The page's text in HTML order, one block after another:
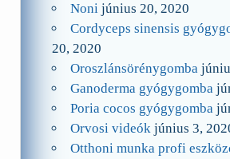
Noni június 20, 2020
Cordyceps sinensis
20, 2020
Oroszlánsörénygomba
Ganoderma gyógygomba
Poria cocos gyógygomba
Orvosi videók június 3,
Otthoni munka profi